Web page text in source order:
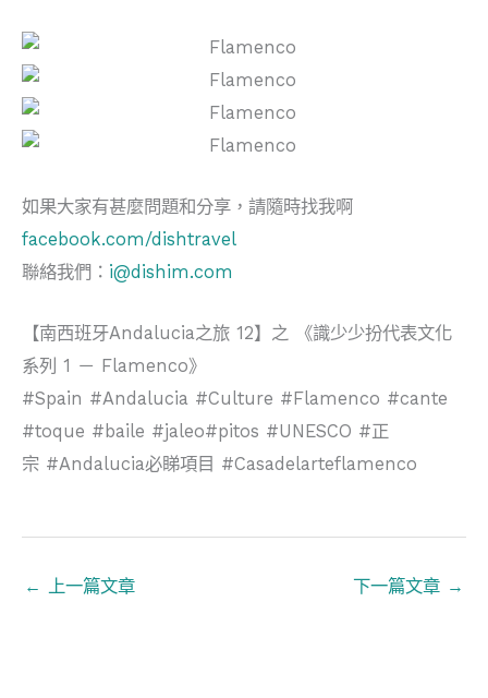
如果大家有甚麼問題和分享，請隨時找我啊
facebook.com/dishtravel
聯絡我們： i@dishim.com
【南西班牙Andalucia之旅 12】之 《識少少扮代表文化
系列 1 － Flamenco》
#Spain #Andalucia #Culture #Flamenco #cante
#toque #baile #jaleo#pitos #UNESCO #正
宗 #Andalucia必睇項目 #Casadelarteflamenco
← 上一篇文章 下一篇文章 →